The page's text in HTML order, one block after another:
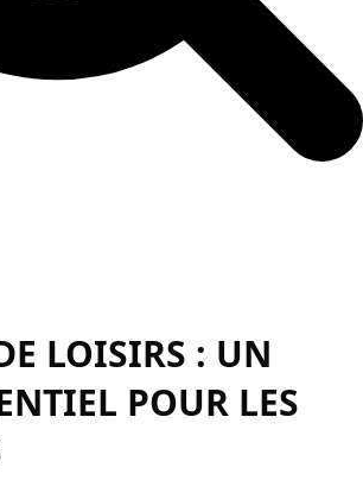
LOISIRS : UN
POUR LES